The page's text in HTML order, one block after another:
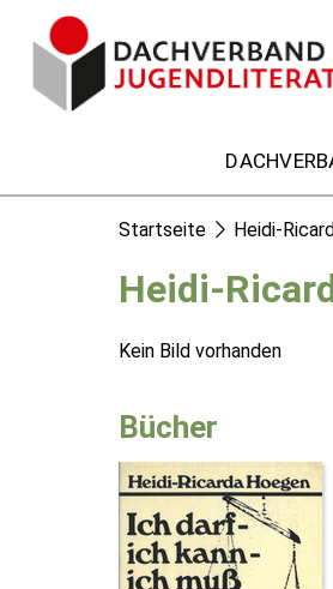
Startseite Heidi-
Heidi-
Kein Bild vorhanden
Bücher